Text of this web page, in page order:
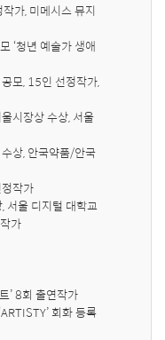
가, 미메시스 뮤지
‘청년 예술가 생애
모, 15인 선정작가,
시장상 수상, 서울
상, 안국약품/안국
작가
서울 디지털 대학교
가
’ 8회 출연작가
회화 등록